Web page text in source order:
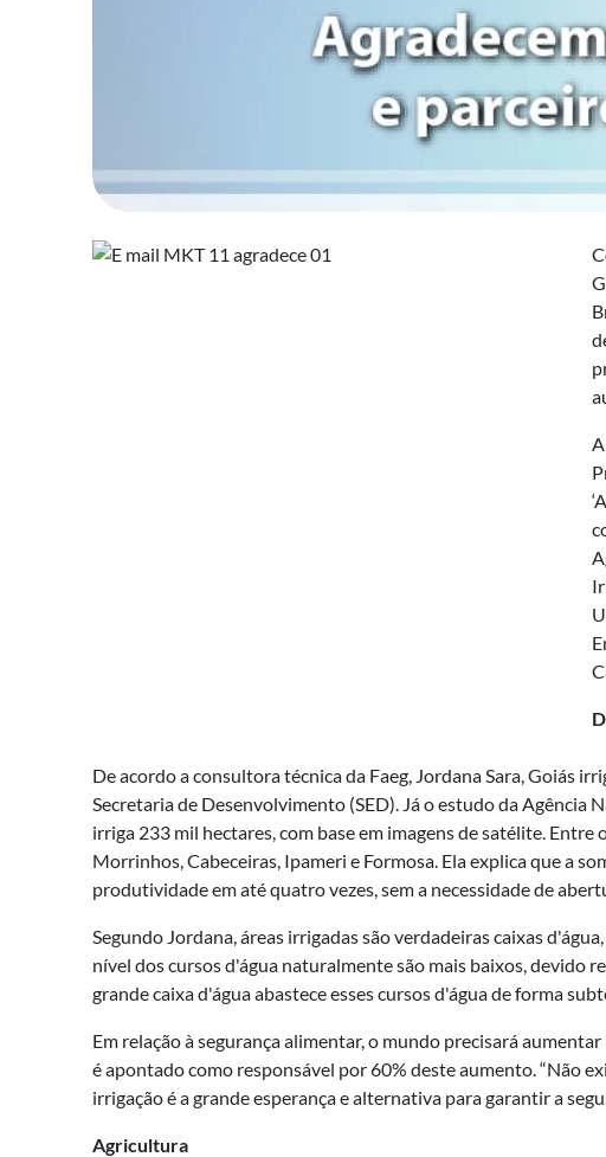
De acordo a consultora técnica da Faeg, Jordana Sara, Goiás
Secretaria de Desenvolvimento (SED). Já o estudo da Agência
irriga 233 mil hectares, com base em imagens de satélite.
Morrinhos, Cabeceiras, Ipameri e Formosa. Ela explica que a
produtividade em até quatro vezes, sem a necessidade de
Segundo Jordana, áreas irrigadas são verdadeiras caixas
nível dos cursos d'água naturalmente são mais baixos, devido
grande caixa d'água abastece esses cursos d'água de forma
Em relação à segurança alimentar, o mundo precisará
é apontado como responsável por 60% deste aumento. “Não
irrigação é a grande esperança e alternativa para garantir a
Agricultura